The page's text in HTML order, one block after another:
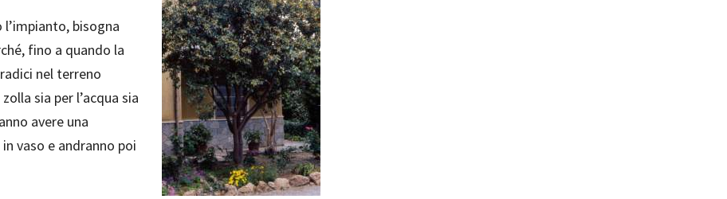
bisogna
fino a quando la
nel terreno
sia per l’acqua sia
avere una
vaso e andranno poi